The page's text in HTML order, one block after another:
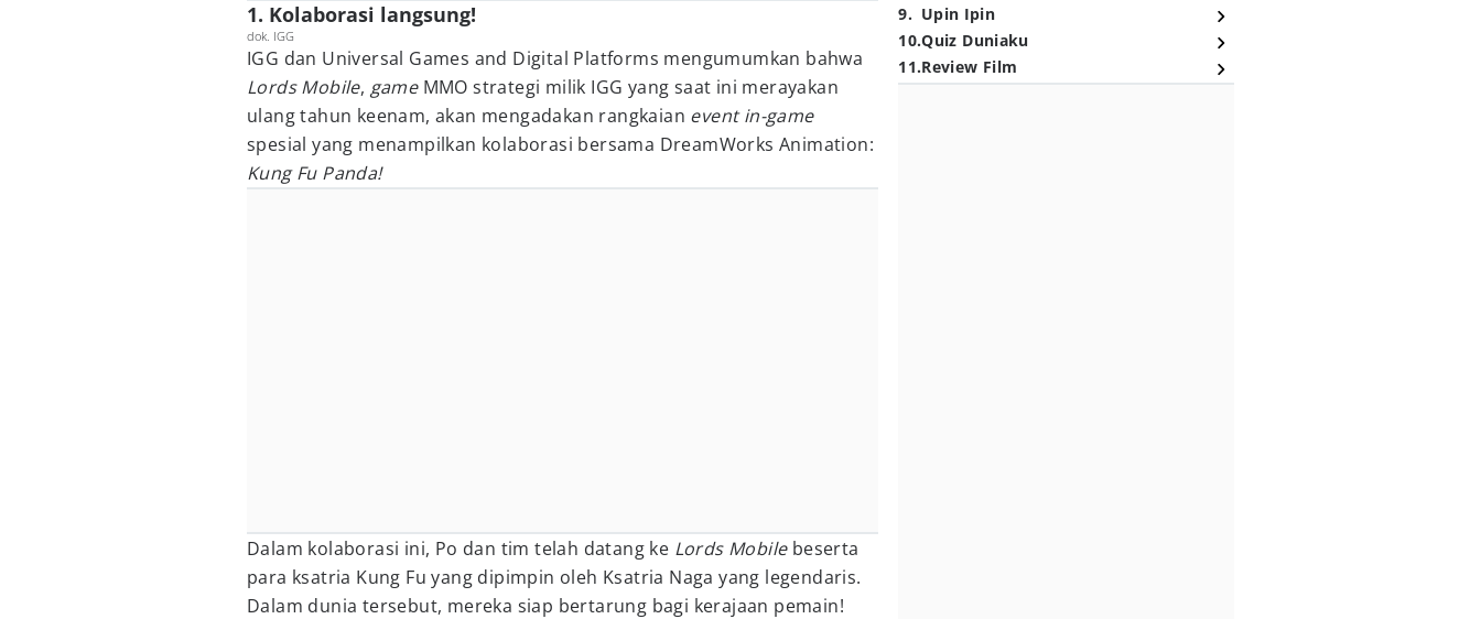
1. Kolaborasi langsung!
dok. IGG
IGG dan Universal Games and Digital Platforms mengumumkan bahwa
Lords Mobile, gameMMO strategi milik IGG yang saat ini merayakan
ulang tahun keenam, akan mengadakan rangkaian event in-game
spesial yang menampilkan kolaborasi bersama DreamWorks Animation:
Kung Fu Panda!
Dalam kolaborasi ini, Po dan tim telah datang ke Lords Mobilebeserta
para ksatria Kung Fu yang dipimpin oleh Ksatria Naga yang legendaris.
Dalam dunia tersebut, mereka siap bertarung bagi kerajaan pemain!
9. Upin Ipin
10.Quiz Duniaku
11.Review Film